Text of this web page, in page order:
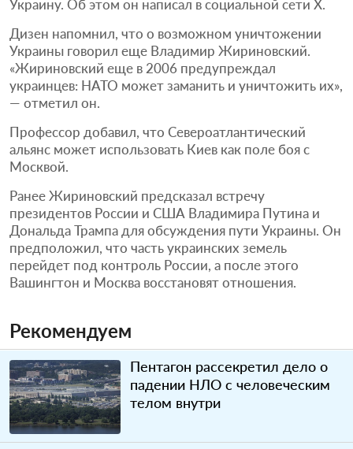
Украину. Об этом он написал в социальной сети Х.
Дизен напомнил, что о возможном уничтожении
Украины говорил еще Владимир Жириновский.
«Жириновский еще в 2006 предупреждал
украинцев: НАТО может заманить и уничтожить их»,
— отметил он.
Профессор добавил, что Североатлантический
альянс может использовать Киев как поле боя с
Москвой.
Ранее Жириновский предсказал встречу
президентов России и США Владимира Путина и
Дональда Трампа для обсуждения пути Украины. Он
предположил, что часть украинских земель
перейдет под контроль России, а после этого
Вашингтон и Москва восстановят отношения.
Рекомендуем
Пентагон рассекретил дело о
падении НЛО с человеческим
телом внутри